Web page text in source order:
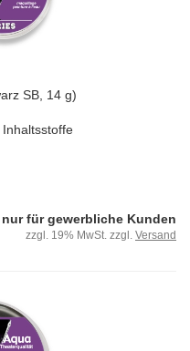
SB, 14 g)
nur für gewerbliche Kunden
zzgl. 19% MwSt. zzgl. Versand